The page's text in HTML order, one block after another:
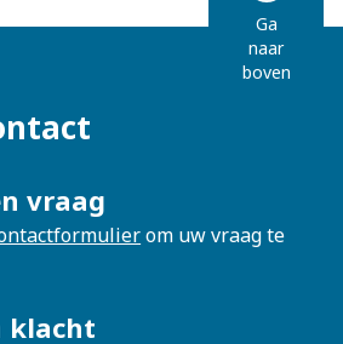
Ga
naar
boven
vraag
om uw vraag te
klacht